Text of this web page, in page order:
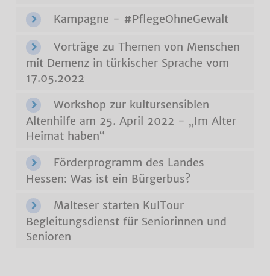
Kampagne - #PflegeOhneGewalt
Vorträge zu Themen von Menschen
mit Demenz in türkischer Sprache vom
17.05.2022
Workshop zur kultursensiblen
Altenhilfe am 25. April 2022 - „Im Alter
Heimat haben“
Förderprogramm des Landes
Hessen: Was ist ein Bürgerbus?
Malteser starten KulTour
Begleitungsdienst für Seniorinnen und
Senioren